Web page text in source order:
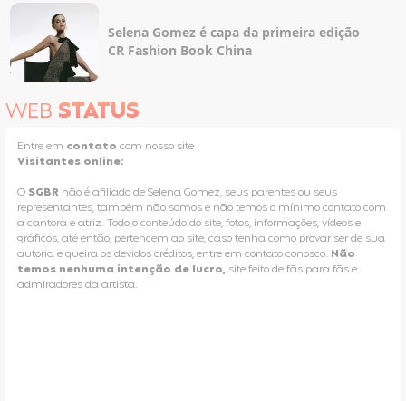
Selena Gomez é capa da primeira edição
CR Fashion Book China
WEB STATUS
Entre em contato com nosso site
Visitantes online:
O SGBR não é afiliado de Selena Gomez, seus parentes ou seus
representantes, também não somos e não temos o mínimo contato com
a cantora e atriz. Todo o conteúdo do site, fotos, informações, vídeos e
gráficos, até então, pertencem ao site, caso tenha como provar ser de sua
autoria e queira os devidos créditos, entre em contato conosco. Não
temos nenhuma intenção de lucro, site feito de fãs para fãs e
admiradores da artista.